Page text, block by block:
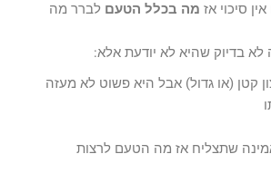
סיכוי אז מה בכלל הטעם לברר מה
לא בדיוק שהיא לא יודעת אלא:
קטן (או גדול) אבל היא פשוט לא מעזה
שתצליח אז מה הטעם לרצות